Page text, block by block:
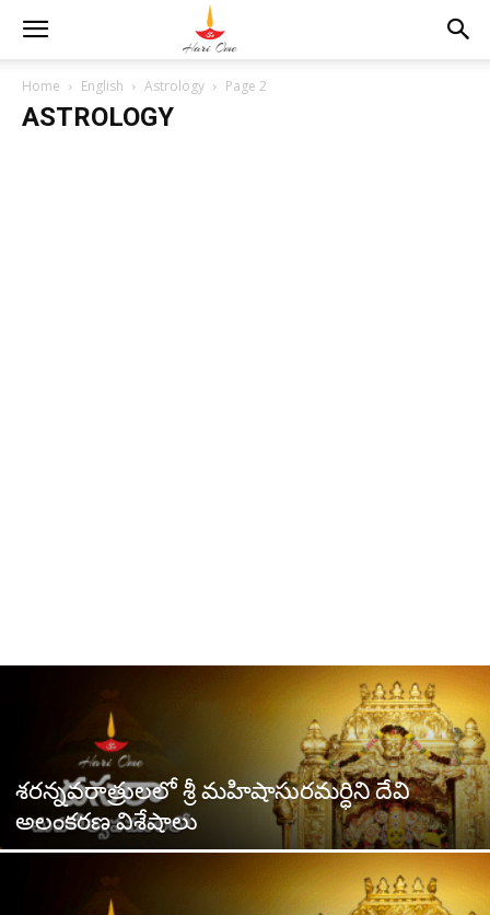
Home English Astrology Page 2
ASTROLOGY
శరన్నవరాత్రులలో శ్రీ మహిషాసురమర్ధిని దేవి
అలంకరణ విశేషాలు